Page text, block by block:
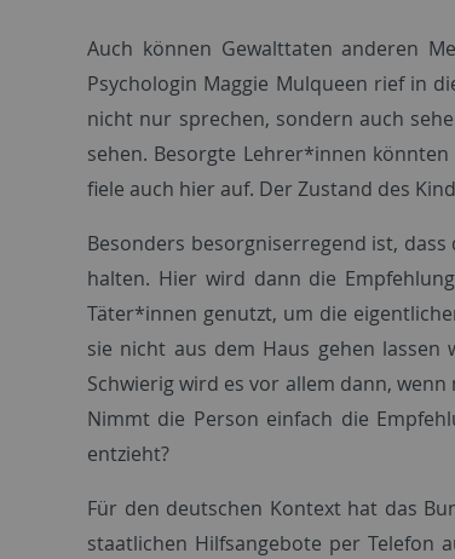
Auch können Gewalttaten anderen
Psychologin Maggie Mulqueen rief in
nicht nur sprechen, sondern auch
sehen. Besorgte Lehrer*innen
fiele auch hier auf. Der Zustand des
Besonders besorgniserregend ist,
halten. Hier wird dann die
Täter*innen genutzt, um die
sie nicht aus dem Haus gehen
Schwierig wird es vor allem dann,
Nimmt die Person einfach die
entzieht?
Für den deutschen Kontext hat das
staatlichen Hilfsangebote per Telefon